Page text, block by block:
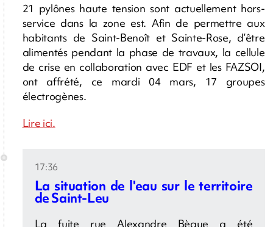
21 pylônes haute tension sont actuellement hors-
service dans la zone est. Afin de permettre aux
habitants de Saint-Benoît et Sainte-Rose, d’être
alimentés pendant la phase de travaux, la cellule
de crise en collaboration avec EDF et les FAZSOI,
ont affrété, ce mardi 04 mars, 17 groupes
électrogènes.
Lire ici.
17:36
La situation de l'eau sur le territoire
de Saint-Leu
La fuite rue Alexandre Bègue a été